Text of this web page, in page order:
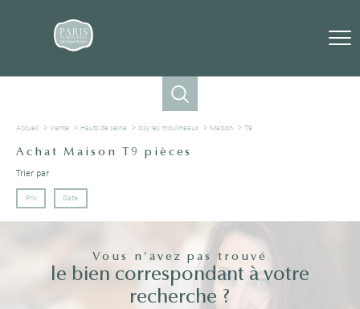
Accueil Vente Hauts de seine Issy les moulineaux Maison T9
Achat Maison T9 pièces
Trier par
Prix Date
Vous n'avez pas trouvé
le bien correspondant à votre
recherche ?